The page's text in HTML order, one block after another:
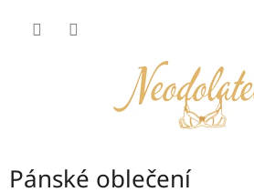
Pánské oblečení